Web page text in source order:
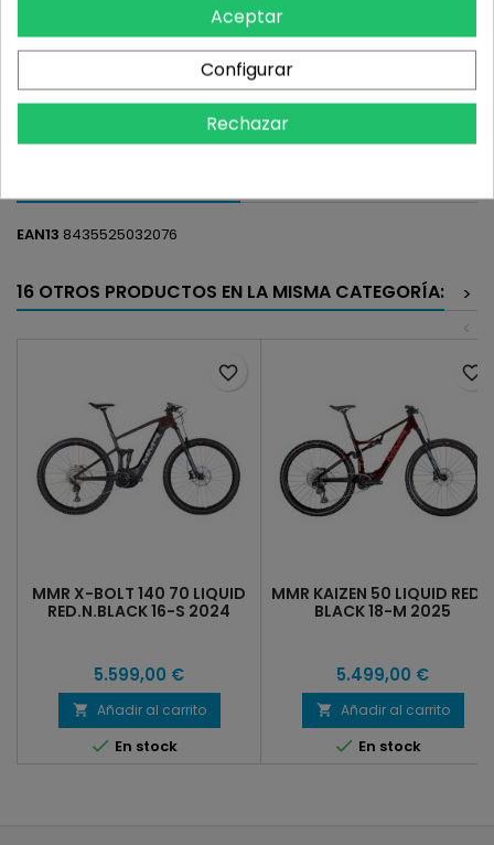
 Añadir al carrito
Compartir
EAN13 8435525032076
16 OTROS PRODUCTOS EN LA MISMA CATEGORÍA:
>
<
MMR X-BOLT 140 70 LIQUID
RED.N.BLACK 16-S 2024
5.599,00 €
 Añadir al carrito
 En stock
favorite_border
MMR KAIZEN 50 LIQUID RED N
BLACK 18-M 2025
5.499,00 €
 Añadir al carrito
 En stock
favorite_border
Aceptar
Configurar
Rechazar